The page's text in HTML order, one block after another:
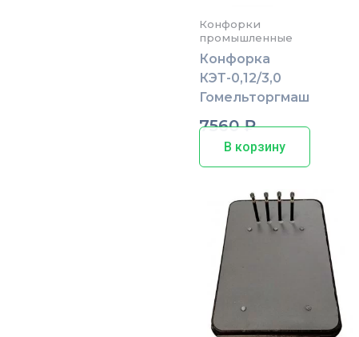
Конфорки
промышленные
Конфорка
КЭТ-0,12/3,0
Гомельторгмаш
7560₽
В корзину